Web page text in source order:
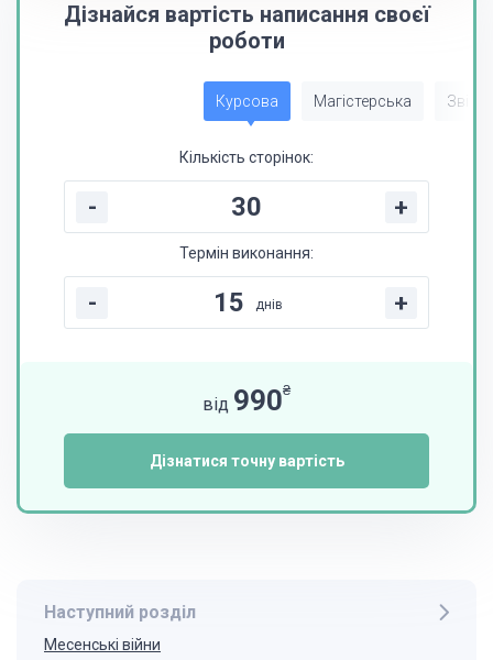
Дізнайся вартість написання своєї
роботи
Курсова Магістерська Звіт
Кількість сторінок:
- +
Термін виконання:
- днів +
від 990₴
Дізнатися точну вартість
Наступний розділ
Месенські війни